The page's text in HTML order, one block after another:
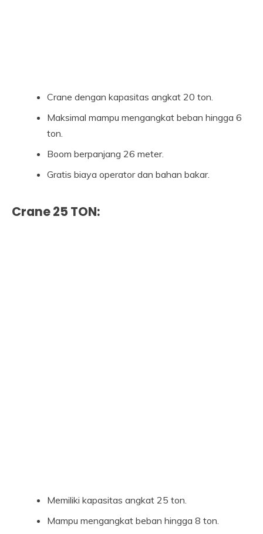
Crane dengan kapasitas angkat 20 ton.
Maksimal mampu mengangkat beban hingga 6
ton.
Boom berpanjang 26 meter.
Gratis biaya operator dan bahan bakar.
Crane 25 TON:
Memiliki kapasitas angkat 25 ton.
Mampu mengangkat beban hingga 8 ton.